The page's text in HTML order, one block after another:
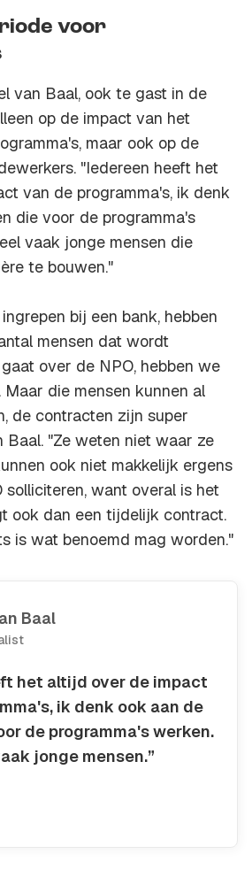
voor
van Baal, ook te gast in de
op de impact van het
maar ook op de
"Iedereen heeft het
van de programma's, ik denk
die voor de programma's
vaak jonge mensen die
te bouwen."
bij een bank, hebben
mensen dat wordt
over de NPO, hebben we
die mensen kunnen al
de contracten zijn super
Baal. "Ze weten niet waar ze
ook niet makkelijk ergens
solliciteren, want overal is het
ook dan een tijdelijk contract.
is wat benoemd mag worden."
Baal
het altijd over de impact
ik denk ook aan de
de programma's werken.
jonge mensen.”